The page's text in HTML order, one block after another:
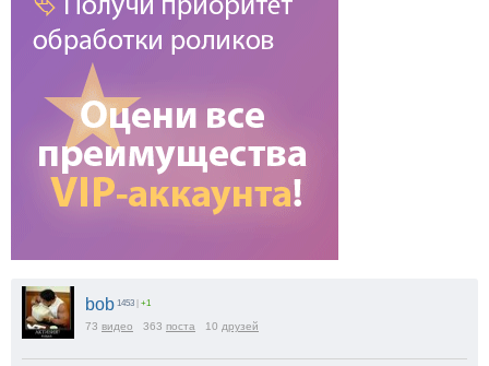
bob 1453 +1
73 видео 363 поста 10 друзей